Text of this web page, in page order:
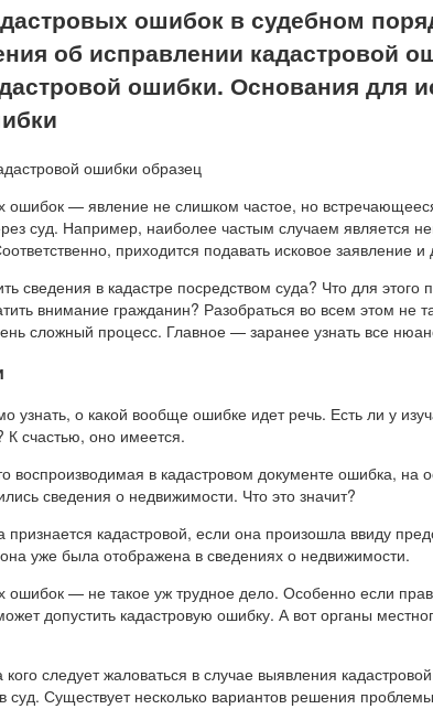
ошибок в судебном
об исправлении кадастровой
ошибки. Основания для
ошибок — явление не слишком частое, но
суд. Например, наиболее частым случаем является
приходится подавать исковое заявление и
сведения в кадастре посредством суда? Что для этого
внимание гражданин? Разобраться во всем этом не
сложный процесс. Главное — заранее узнать все
о какой вообще ошибке идет речь. Есть ли у
К счастью, оно имеется.
воспроизводимая в кадастровом документе ошибка, на
сведения о недвижимости. Что это значит?
кадастровой, если она произошла ввиду
она уже была отображена в сведениях о недвижимости.
ошибок — не такое уж трудное дело. Особенно если
допустить кадастровую ошибку. А вот органы
следует жаловаться в случае выявления
суд. Существует несколько вариантов решения